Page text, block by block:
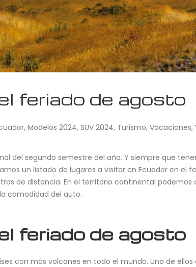
feriado de agosto
, Modelos 2024, SUV 2024, Turismo, Vacaciones,
del segundo semestre del año. Y siempre que
un listado de lugares a visitar en Ecuador en el
de distancia. En el territorio continental podemos
comodidad del auto.
feriado de agosto
con más volcanes en todo el mundo. Uno de ellos